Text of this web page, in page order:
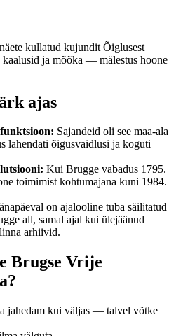
kullatud kujundit Õiglusest
kaalusid ja mõõka — mälestus hoone
ajas
Sajandeid oli see maa-ala
lahendati õigusvaidlusi ja koguti
Kui Brugge vabadus 1795.
toimimist kohtumajana kuni 1984.
on ajalooline tuba säilitatud
all, samal ajal kui ülejäänud
arhiivid.
Brugse Vrije
jahedam kui väljas — talvel võtke